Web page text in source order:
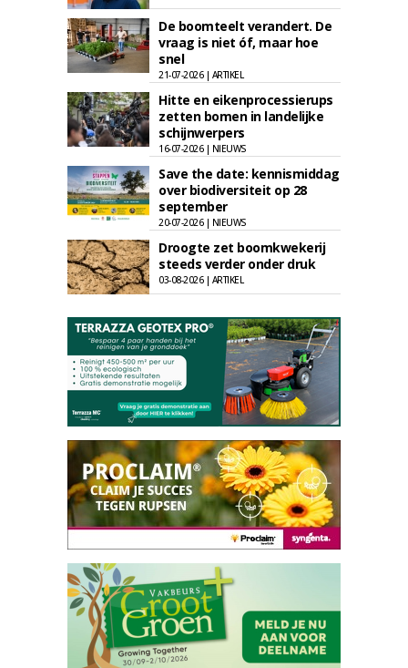
De boomteelt verandert. De
vraag is niet óf, maar hoe
snel
21-07-2026 | ARTIKEL
Hitte en eikenprocessierups
zetten bomen in landelijke
schijnwerpers
16-07-2026 | NIEUWS
Save the date: kennismiddag
over biodiversiteit op 28
september
20-07-2026 | NIEUWS
Droogte zet boomkwekerij
steeds verder onder druk
03-08-2026 | ARTIKEL